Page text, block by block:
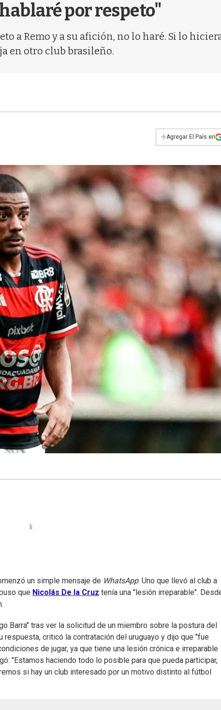
por respeto"
a Remo y a su afición, no lo haré. Si lo
en otro club brasileño.
+Agregar El País en
un simple mensaje de WhatsApp. Uno que llevó al club a
que Nicolás De la Cruz tenía una "lesión irreparable".
Barra" tras ver la solicitud de un miembro sobre la postura del
criticó la contratación del uruguayo y dijo que "fue
de jugar, ya que tiene una lesión crónica e irreparable
"Estamos haciendo todo lo posible para que pueda participar,
si hay un club interesado por un motivo distinto al fútbol